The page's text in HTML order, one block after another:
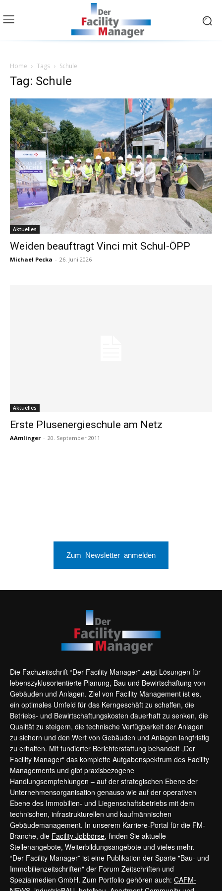
Home Tags Schule
Tag: Schule
Aktuelles
Weiden beauftragt Vinci mit Schul-ÖPP
Michael Pecka - 26. Juni 2026
Aktuelles
Erste Plusenergieschule am Netz
AAmlinger - 20. September 2011
Zum Newsletter anmelden
Die Fachzeitschrift “Der Facility Manager” zeigt Lösungen für
lebenszyklusorientierte Planung, Bau und Bewirtschaftung von
Gebäuden und Anlagen. Ziel von Facility Management ist es,
ein optimales Umfeld für das Kerngeschäft zu schaffen, die
Betriebs- und Bewirtschaftungskosten dauerhaft zu senken, die
Qualität zu steigern, die technische Verfügbarkeit der Anlagen
zu sichern und den Wert von Gebäuden und Anlagen langfristig
zu erhalten. Mit fundierter Berichterstattung behandelt „Der
Facility Manager“ das komplette Aufgabenspektrum des Facility
Managements und gibt praxisbezogene
Handlungsempfehlungen – auf der strategischen Ebene der
Unternehmensorganisation genauso wie auf der operativen
Ebene des Immobilien- und Liegenschaftsbetriebs mit dem
technischen, infrastrukturellen und kaufmännischen
Gebäudemanagement. In unserem Karriere-Portal für die FM-
Branche, die Facility Jobbörse, finden Sie aktuelle
Stellenangebote, Weiterbildungsangebote und vieles mehr.
“Der Facility Manager” ist eine Publikation der Sparte "Bau- und
Immobilienzeitschriften" der Forum Zeitschriften und
Spezialmedien GmbH. Zum Portfolio gehören auch: CAFM-